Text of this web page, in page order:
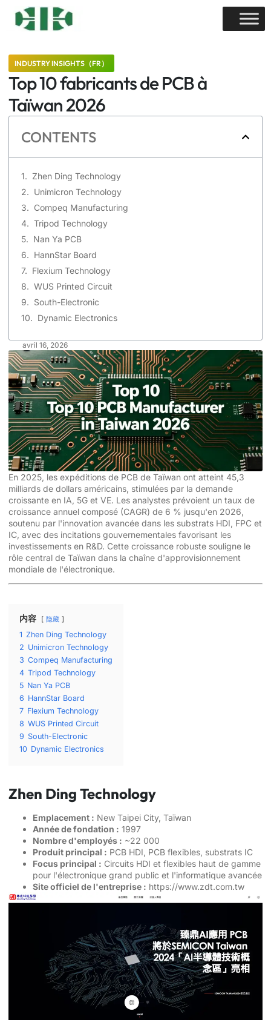
INDUSTRY INSIGHTS（FR）
Top 10 fabricants de PCB à
Taïwan 2026
CONTENTS
Zhen Ding Technology
Unimicron Technology
Compeq Manufacturing
Tripod Technology
Nan Ya PCB
HannStar Board
Flexium Technology
WUS Printed Circuit
South-Electronic
Dynamic Electronics
avril 16, 2026
En 2025, les expéditions de PCB de Taïwan ont atteint 45,3
milliards de dollars américains, stimulées par la demande
croissante en IA, 5G et VE. Les analystes prévoient un taux de
croissance annuel composé (CAGR) de 6 % jusqu'en 2026,
soutenu par l'innovation avancée dans les substrats HDI, FPC et
IC, avec des incitations gouvernementales favorisant les
investissements en R&D. Cette croissance robuste souligne le
rôle central de Taïwan dans la chaîne d'approvisionnement
mondiale de l'électronique.
内容 隐藏
1 Zhen Ding Technology
2 Unimicron Technology
3 Compeq Manufacturing
4 Tripod Technology
5 Nan Ya PCB
6 HannStar Board
7 Flexium Technology
8 WUS Printed Circuit
9 South-Electronic
10 Dynamic Electronics
Zhen Ding Technology
Emplacement : New Taipei City, Taïwan
Année de fondation : 1997
Nombre d'employés : ~22 000
Produit principal : PCB HDI, PCB flexibles, substrats IC
Focus principal : Circuits HDI et flexibles haut de gamme
pour l'électronique grand public et l'informatique avancée
Site officiel de l'entreprise : https://www.zdt.com.tw